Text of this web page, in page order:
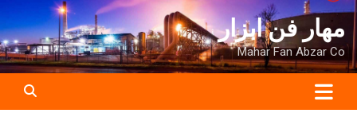
به
محتوا
برویدمهار فن ابزار
Mahar Fan Abzar Co